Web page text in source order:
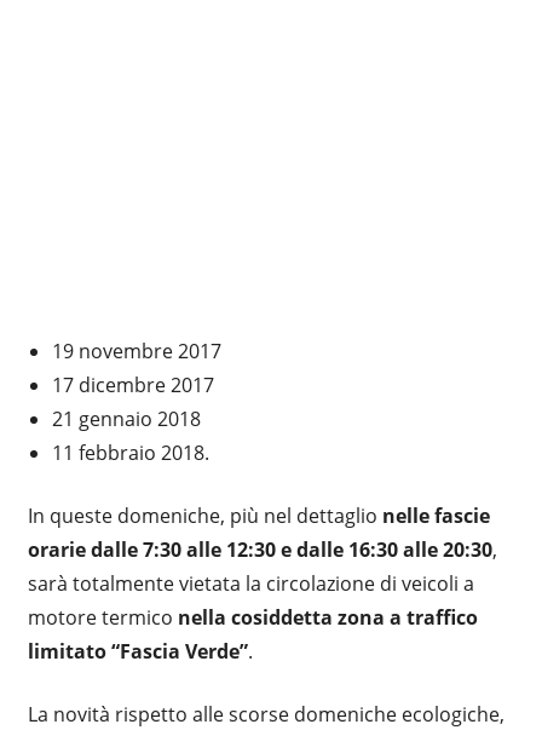
19 novembre 2017
17 dicembre 2017
21 gennaio 2018
11 febbraio 2018.
In queste domeniche, più nel dettaglio nelle fascie
orarie dalle 7:30 alle 12:30 e dalle 16:30 alle 20:30,
sarà totalmente vietata la circolazione di veicoli a
motore termico nella cosiddetta zona a traffico
limitato “Fascia Verde”.
La novità rispetto alle scorse domeniche ecologiche,